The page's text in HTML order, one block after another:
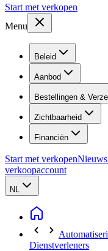
Start met verkopen
Menu
Beleid
Aanbod
Bestellingen &
Zichtbaarheid
Financiën
Start met verkopen
verkoopaccount
NL
Dienstverleners